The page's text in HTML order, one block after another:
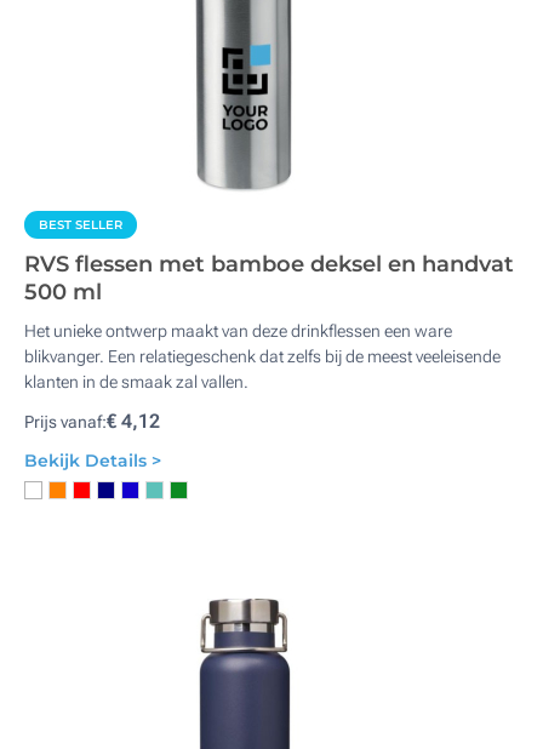
BEST SELLER
RVS flessen met bamboe deksel en handvat
500 ml
Het unieke ontwerp maakt van deze drinkflessen een ware
blikvanger. Een relatiegeschenk dat zelfs bij de meest veeleisende
klanten in de smaak zal vallen.
Prijs vanaf:€ 4,12
Bekijk Details >